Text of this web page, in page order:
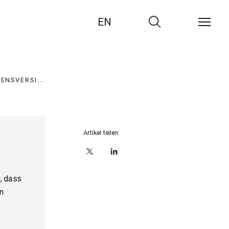
EN
Zur
dass
Artikel teilen:
X linkedIn